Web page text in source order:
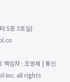
5층 3호실)
임자 : 조영제 | 통신
Inc. all rights